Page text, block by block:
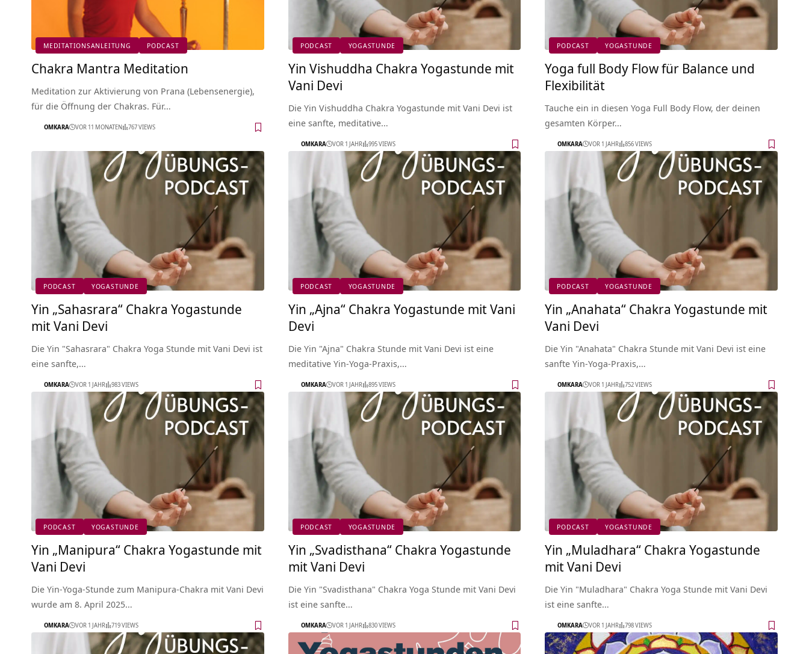
MEDITATIONSANLEITUNG PODCAST
Chakra Mantra Meditation
Meditation zur Aktivierung von Prana (Lebensenergie),
für die Öffnung der Chakras. Für…
OMKARA VOR 11 MONATEN 767 VIEWS
PODCAST YOGASTUNDE
Yin Vishuddha Chakra Yogastunde mit
Vani Devi
Die Yin Vishuddha Chakra Yogastunde mit Vani Devi ist
eine sanfte, meditative…
OMKARA VOR 1 JAHR 995 VIEWS
PODCAST YOGASTUNDE
Yoga full Body Flow für Balance und
Flexibilität
Tauche ein in diesen Yoga Full Body Flow, der deinen
gesamten Körper…
OMKARA VOR 1 JAHR 856 VIEWS
PODCAST YOGASTUNDE
Yin „Sahasrara“ Chakra Yogastunde
mit Vani Devi
Die Yin "Sahasrara" Chakra Yoga Stunde mit Vani Devi ist
eine sanfte,…
OMKARA VOR 1 JAHR 983 VIEWS
PODCAST YOGASTUNDE
Yin „Ajna“ Chakra Yogastunde mit Vani
Devi
Die Yin "Ajna" Chakra Stunde mit Vani Devi ist eine
meditative Yin-Yoga-Praxis,…
OMKARA VOR 1 JAHR 895 VIEWS
PODCAST YOGASTUNDE
Yin „Anahata“ Chakra Yogastunde mit
Vani Devi
Die Yin "Anahata" Chakra Stunde mit Vani Devi ist eine
sanfte Yin-Yoga-Praxis,…
OMKARA VOR 1 JAHR 752 VIEWS
PODCAST YOGASTUNDE
Yin „Manipura“ Chakra Yogastunde mit
Vani Devi
Die Yin-Yoga-Stunde zum Manipura-Chakra mit Vani Devi
wurde am 8. April 2025…
OMKARA VOR 1 JAHR 719 VIEWS
PODCAST YOGASTUNDE
Yin „Svadisthana“ Chakra Yogastunde
mit Vani Devi
Die Yin "Svadisthana" Chakra Yoga Stunde mit Vani Devi
ist eine sanfte…
OMKARA VOR 1 JAHR 830 VIEWS
PODCAST YOGASTUNDE
Yin „Muladhara“ Chakra Yogastunde
mit Vani Devi
Die Yin "Muladhara" Chakra Yoga Stunde mit Vani Devi
ist eine sanfte…
OMKARA VOR 1 JAHR 798 VIEWS